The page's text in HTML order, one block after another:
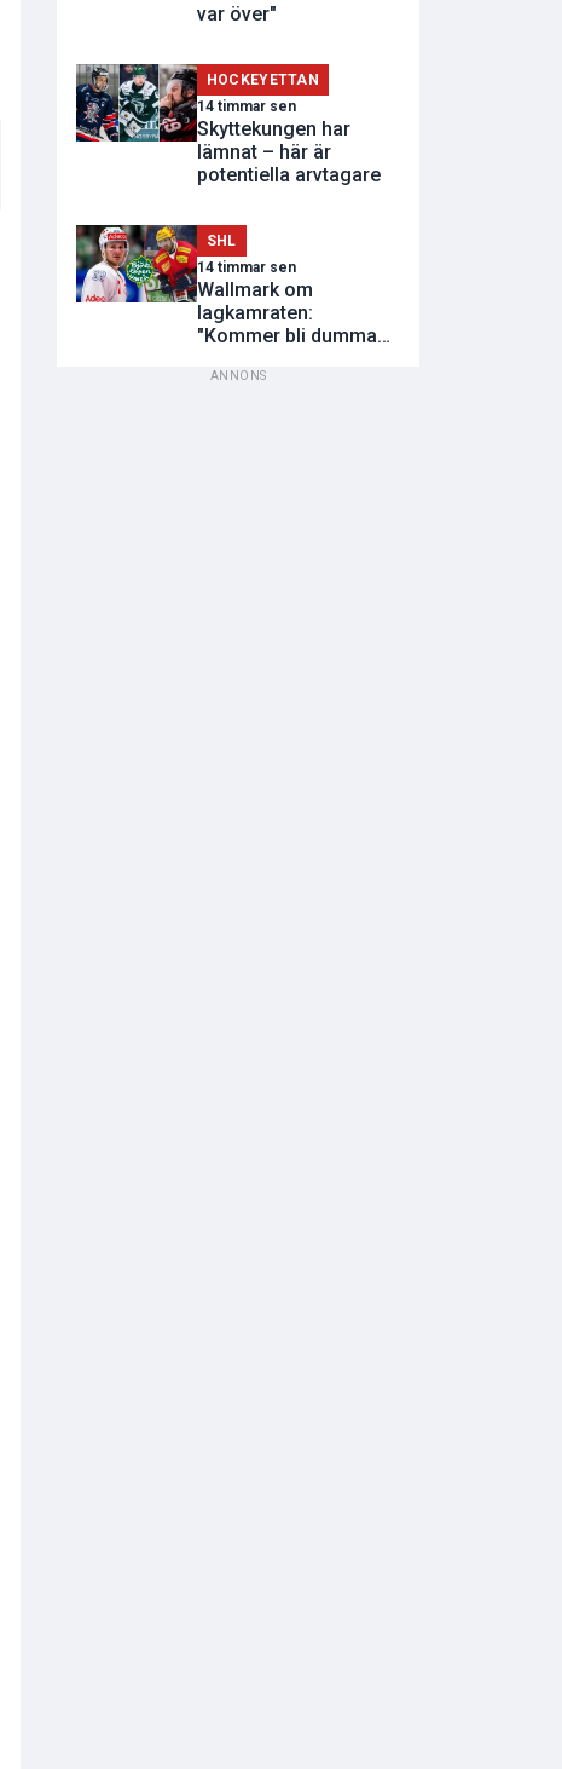
var över"
HOCKEYETTAN
14 timmar sen
Skyttekungen har
lämnat – här är
potentiella arvtagare
SHL
14 timmar sen
Wallmark om
lagkamraten:
"Kommer bli dumma
ANNONS